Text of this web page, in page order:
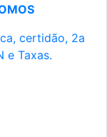
certidão, 2a
e Taxas.